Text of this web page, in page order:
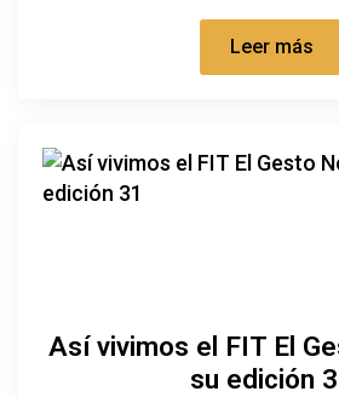
Leer más
Así vivimos el FIT El
su edición